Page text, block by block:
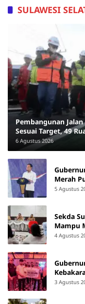
SULAWESI
Pembangunan
Sesuai Target, 49
6 Agustus 2026
Merah
5 Agustus
Sekda
Mampu
4 Agustus
Juta
3 Agustus